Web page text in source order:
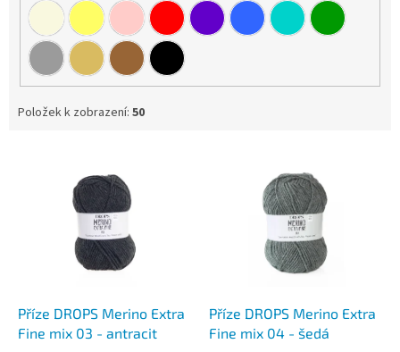
Položek k zobrazení: 50
Příze DROPS Merino Extra
Fine mix 03 - antracit
Příze DROPS Merino Extra
Fine mix 04 - šedá